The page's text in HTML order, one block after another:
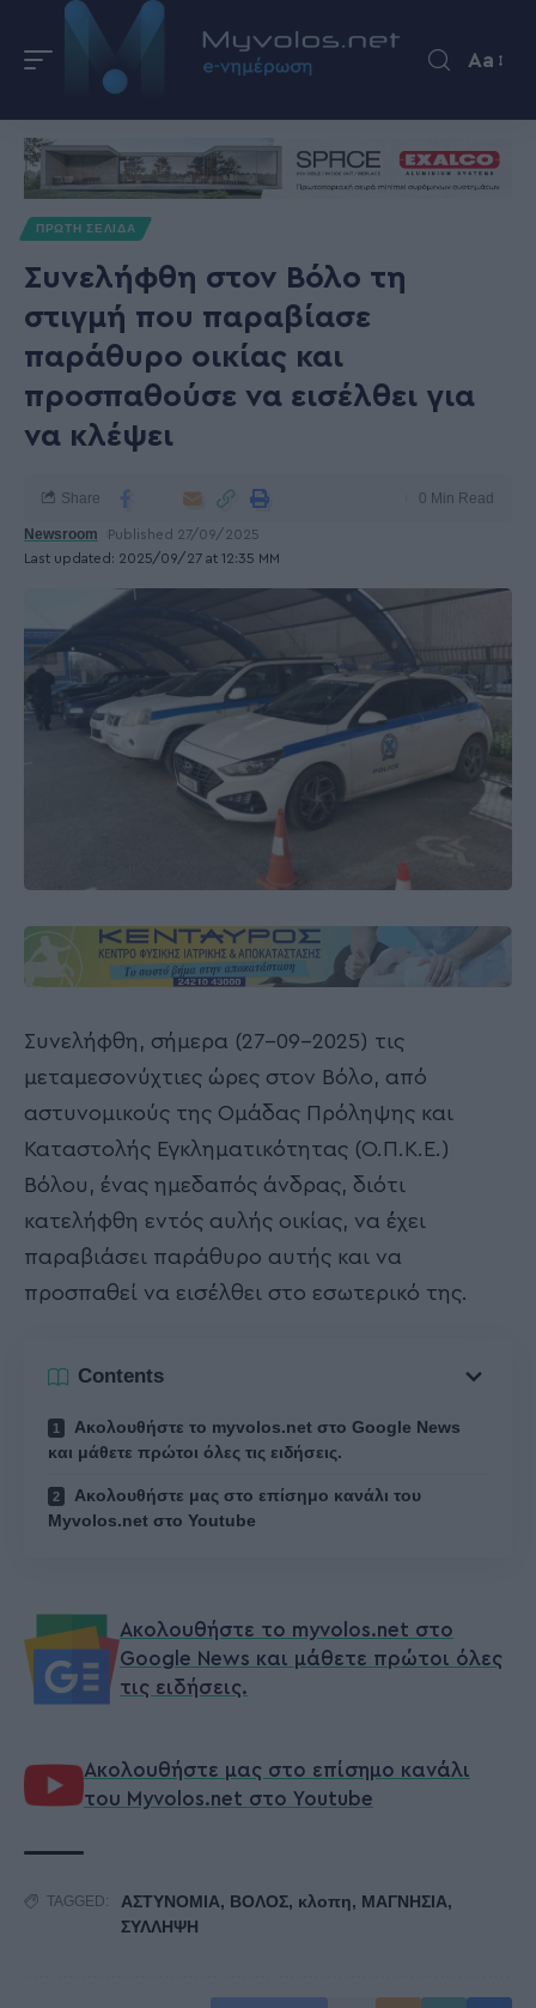
Aa
ΠΡΩΤΗ ΣΕΛΙΔΑ
Συνελήφθη στον Βόλο τη
στιγμή που παραβίασε
παράθυρο οικίας και
προσπαθούσε να εισέλθει για
να κλέψει
Last updated: 2025/09/27 at 12:35 ΜΜ
Newsroom Published 27/09/2025
Share 0 Min Read
Συνελήφθη, σήμερα (27-09-2025) τις
μεταμεσονύχτιες ώρες στον Βόλο, από
αστυνομικούς της Ομάδας Πρόληψης και
Καταστολής Εγκληματικότητας (Ο.Π.Κ.Ε.)
Βόλου, ένας ημεδαπός άνδρας, διότι
κατελήφθη εντός αυλής οικίας, να έχει
παραβιάσει παράθυρο αυτής και να
προσπαθεί να εισέλθει στο εσωτερικό της.
Contents
Ακολουθήστε το myvolos.net στο Google News
και μάθετε πρώτοι όλες τις ειδήσεις.
Ακολουθήστε μας στο επίσημο κανάλι του
Myvolos.net στο Youtube
Ακολουθήστε το myvolos.net στο
Google News και μάθετε πρώτοι όλες
τις ειδήσεις.
Ακολουθήστε μας στο επίσημο κανάλι
του Myvolos.net στο Youtube
TAGGED: ΑΣΤΥΝΟΜΙΑ, ΒΟΛΟΣ, κλοπη, ΜΑΓΝΗΣΙΑ,
ΣΥΛΛΗΨΗ